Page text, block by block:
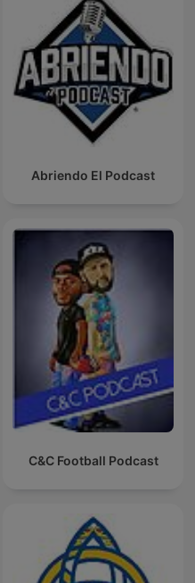
Abriendo El Podcast
C&C Football Podcast